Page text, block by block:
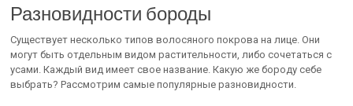
Разновидности бороды
Существует несколько типов волосяного покрова на лице. Они
могут быть отдельным видом растительности, либо сочетаться с
усами. Каждый вид имеет свое название. Какую же бороду себе
выбрать? Рассмотрим самые популярные разновидности.